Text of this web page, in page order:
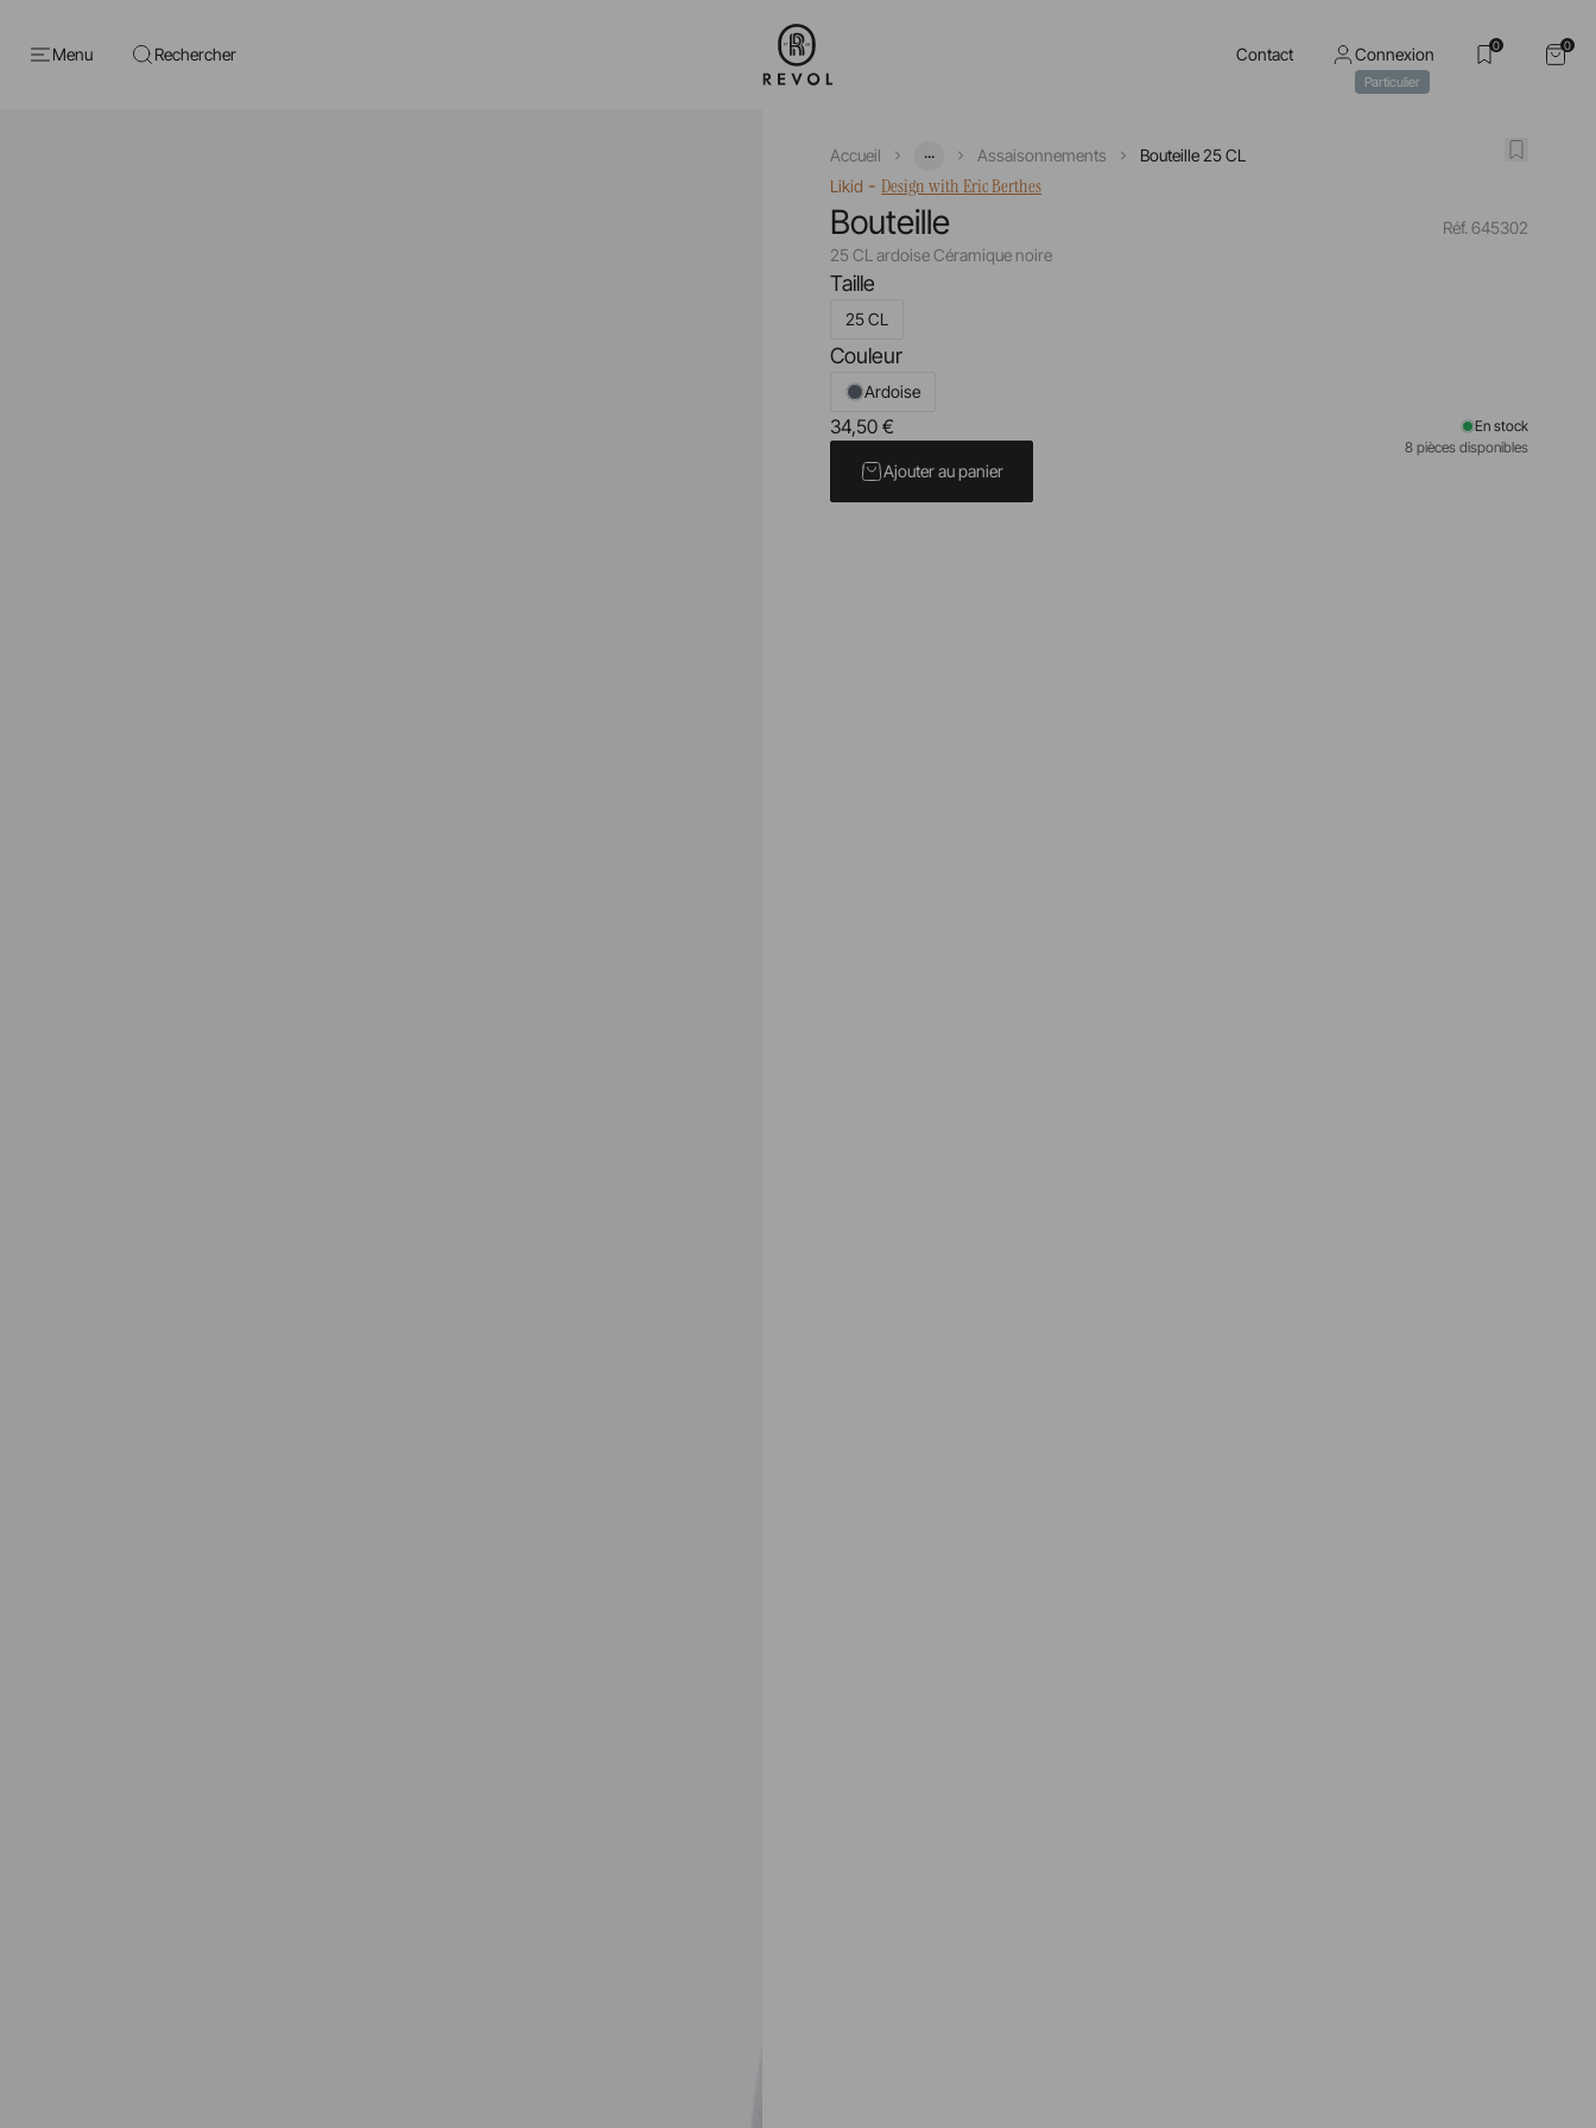
Menu Rechercher Contact Connexion
Particulier
0 0
Accueil ... Assaisonnements
Bouteille 25 CL
Likid -Design with Eric Berthes
Bouteille
25 CL ardoise Céramique noire
Réf. 645302
Taille
25 CL
Couleur
Ardoise
34,50 €
En stock
8 pièces disponibles
Ajouter au panier